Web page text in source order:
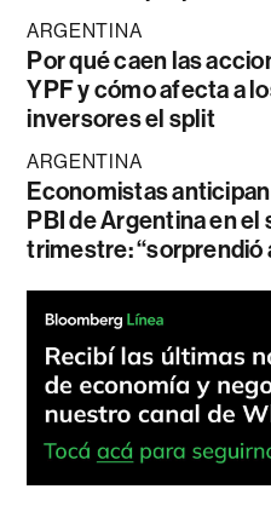
ARGENTINA
Por qué caen las
YPF y cómo afecta a
inversores el split
ARGENTINA
Economistas
PBI de Argentina en el
trimestre: “sorprendió